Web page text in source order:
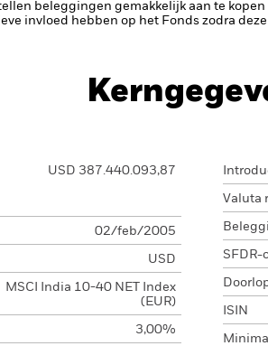
beleggingen gemakkelijk aan te kopen
invloed hebben op het Fonds zodra
USD 387.440.093,87
02/feb/2005
USD
MSCI India 10-40 NET Index
(EUR)
3,00%
Valuta
SFDR-
ISIN